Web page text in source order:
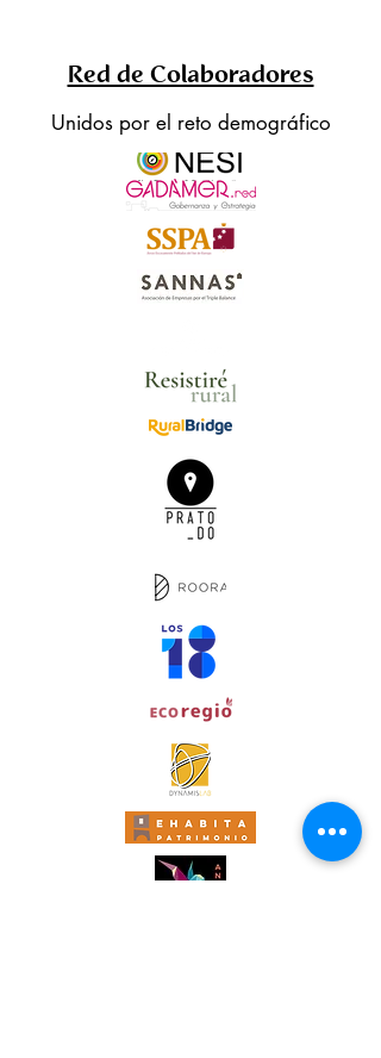
Red de Colaboradores
Unidos por el reto demográfico